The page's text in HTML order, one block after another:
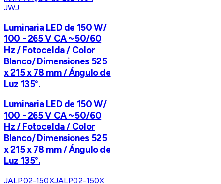
JWJ
Luminaria LED de 150 W/
100 - 265 V CA ~50/60
Hz / Fotocelda / Color
Blanco/ Dimensiones 525
x 215 x 78 mm / Ángulo de
Luz 135°.
Luminaria LED de 150 W/
100 - 265 V CA ~50/60
Hz / Fotocelda / Color
Blanco/ Dimensiones 525
x 215 x 78 mm / Ángulo de
Luz 135°.
JALP02-150XJALP02-150X